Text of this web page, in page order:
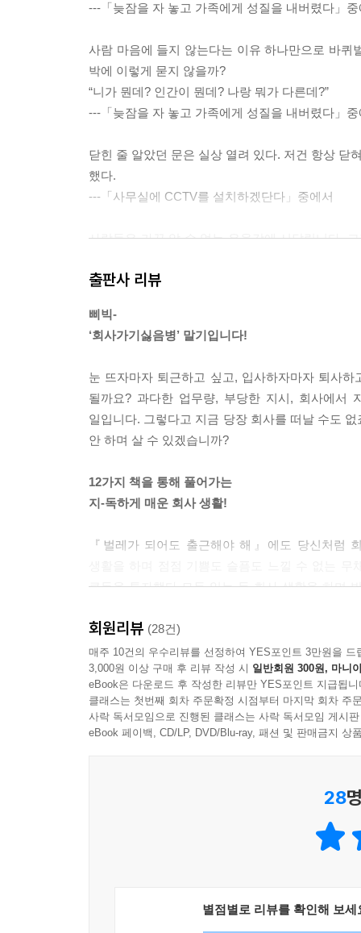
---「늦잠을 자 놓고 가족에게 성질을 내버렸다」
사람 마음에 들지 않는다는 이유 하나만으로 바
박에 이렇게 묻지 않을까?
“니가 뭔데? 인간이 뭔데? 나랑 뭐가 다른데?”
---「늦잠을 자 놓고 가족에게 성질을 내버렸다」
닫힌 줄 알았던 문은 실상 열려 있다. 저건 항상 닫
했다.
---「사무실에 CCTV를 설치하겠단다」중에서
사람들은 가끔 알 수 없는 우울감에 시달립니다. 그
회를 엿보고 있습니다.
이 차장도 이 책을 좋아한다. 성장소설이라 사춘
회사 상사라도 진짜 죽일 생각은 없다.
---「승진 누락 이후 우울이 밀려왔다」중에서
《호밀밭의 파수꾼》을 좋아했던 세기의 살인자
지, 시대의 살인자들, 권총, 모 임원의 얼굴이 둥둥
---「승진 누락 이후 우울이 밀려왔다」중에서
모든 것들이 변해도 결코 양보할 수 없는 인간의
회사에 다닐수록 무채색이 되어가는 느낌이 듭니
전달하는 일에 에너지를 쓰기 싫어집니다. 더 심
---「직장생활 이후 취미와 멀어지고 내 성격과 다
이 팀장네 큰 애는 고3이 되었고, 매일 징징대던
“아빠 없는 시간이 길어지니까, 이제 아이들이 아
그저 먹고사는 문제를 가장 높은 곳에 두고, 다
시작되면 배부른 소리 한다면 스스로를 타박했다.
---「해외 파견이 이토록 괴로울 줄 몰랐다」중에서
만 수많은 위기들을 여차저차 넘기고 직장에 다니
출판사 리뷰
삐빅-
‘회사가기싫음병’ 말기입니다!
눈 뜨자마자 퇴근하고 싶고, 입사하자마자 퇴사
될까요? 과다한 업무량, 부당한 지시, 회사에서
일입니다. 그렇다고 지금 당장 회사를 떠날 수도
안 하며 살 수 있겠습니까?
12가지 책을 통해 풀어가는
지-독하게 매운 회사 생활!
『벌레가 되어도 출근해야 해』에도 당신처럼
큰돈을 투자했다 모두 잃는 등 회사 생활을 하며
이야기들은 그들에게 어떤 해결 방법을 알려줬을
어느 날 갑자기 벌레로 변해버린, 이 어이없고 억
하나. 그가 회사원이기 때문이죠. 도대체 ‘회사’
모습으로 변한 상황보다 지각을 먼저 걱정하게 되
_본문 중
다른 곳으로 시선을 돌렸습니다. 독서 모임과 철학
회원리뷰 (28건)
매주 10건의 우수리뷰를 선정하여 YES포인트 3만원을 드
3,000원 이상 구매 후 리뷰 작성 시 일반회원 300원, 마니
eBook은 다운로드 후 작성한 리뷰만 YES포인트 지급됩니
클래스는 첫번째 회차 주문확정 시점부터 마지막 회차 주
사락 독서모임으로 진행된 클래스는 사락 독서모임 게시
eBook 페이백, CD/LP, DVD/Blu-ray, 패션 및 판매금지 상
28
별점별로 리뷰를 확인해 보세